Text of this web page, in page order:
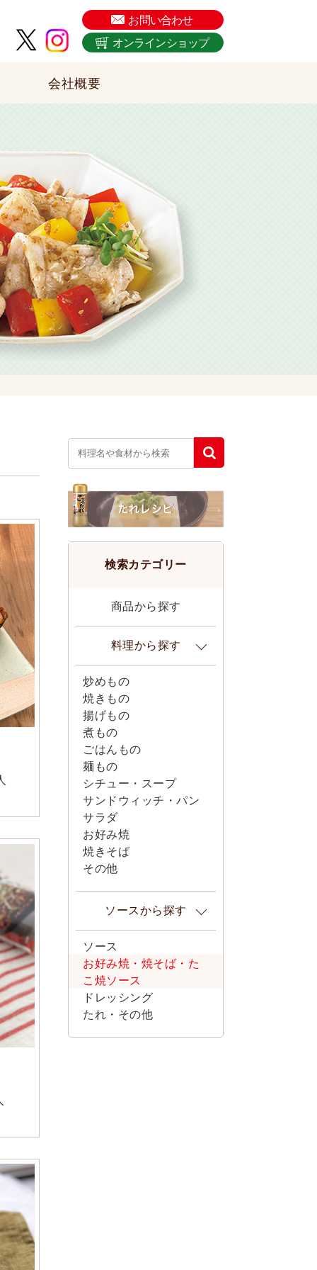
ソースを販売した関西の老舗ソース会社です。
お問い合わせ
オンラインショップ
会社概要
検索カテゴリー
商品から探す
料理から探す
炒めもの
焼きもの
揚げもの
煮もの
ごはんもの
麺もの
シチュー・スープ
サンドウィッチ・パン
サラダ
お好み焼
焼きそば
その他
ソースから探す
ソース
お好み焼・焼そば・た
こ焼ソース
ドレッシング
たれ・その他